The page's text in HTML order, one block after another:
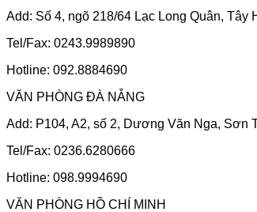
Add: Số 4, ngõ 218/64 Lạc Long Quân, Tây
Tel/Fax: 0243.9989890
Hotline: 092.8884690
VĂN PHÒNG ĐÀ NẴNG
Add: P104, A2, số 2, Dương Văn Nga, Sơn
Tel/Fax: 0236.6280666
Hotline: 098.9994690
VĂN PHÒNG HỒ CHÍ MINH